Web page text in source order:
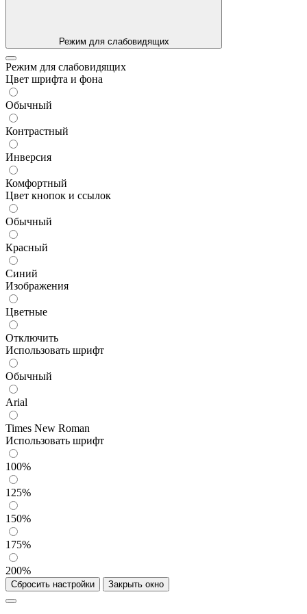
Режим для слабовидящих
Режим для слабовидящих
Цвет шрифта и фона
Обычный
Контрастный
Инверсия
Комфортный
Цвет кнопок и ссылок
Обычный
Красный
Синий
Изображения
Цветные
Отключить
Использовать шрифт
Обычный
Arial
Times New Roman
Использовать шрифт
100%
125%
150%
175%
200%
Сбросить настройки Закрыть окно